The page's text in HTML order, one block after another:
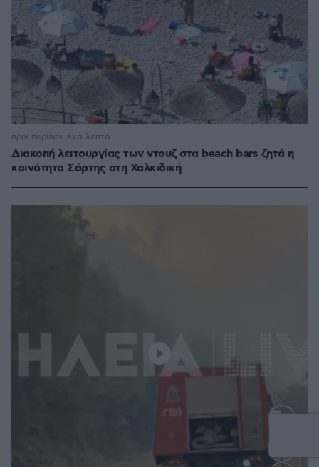
Διακοπή λειτουργίας των ντουζ στα beach bars ζητά η
κοινότητα Σάρτης στη Χαλκιδική
πριν περίπου ένα λεπτό